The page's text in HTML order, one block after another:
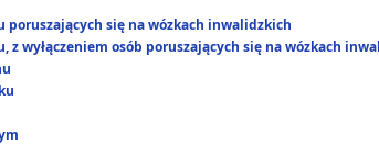
poruszających się na wózkach inwalidzkich
z wyłączeniem osób poruszających się na wózkach